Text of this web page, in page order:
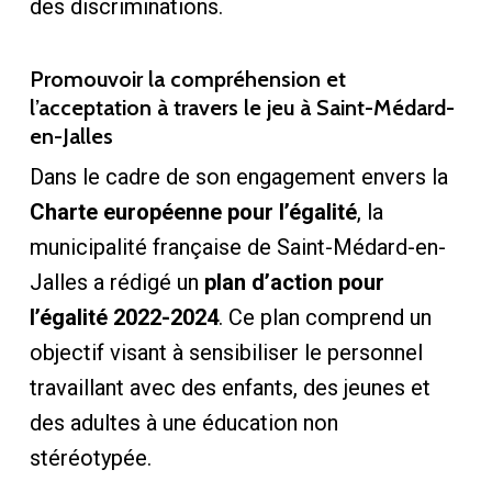
des discriminations.
Promouvoir la compréhension et
l’acceptation à travers le jeu à Saint-Médard-
en-Jalles
Dans le cadre de son engagement envers la
Charte européenne pour l’égalité, la
municipalité française de Saint-Médard-en-
Jalles a rédigé un plan d’action pour
l’égalité 2022-2024. Ce plan comprend un
objectif visant à sensibiliser le personnel
travaillant avec des enfants, des jeunes et
des adultes à une éducation non
stéréotypée.